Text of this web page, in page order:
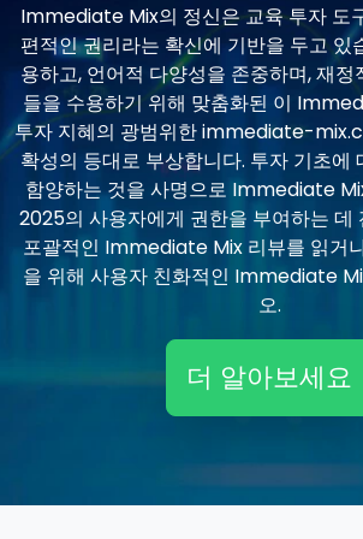
Immediate Mix의 정신은 교육 투자 도
편적인 권리라는 확신에 기반을 두고 있
용하고, 언어적 다양성을 존중하며, 재
들을 수용하기 위해 맞춤화된 이
투자 지혜의 광범위한 immediate-
확성의 등대로 부상합니다. 투자 기초에
함양하는 것을 사명으로 Immediate
2025의 사용자에게 권한을 부여하는 데
포괄적인 Immediate Mix 리뷰를 읽거
을 위해 사용자 친화적인 Immediate
오.
더 알아보세요